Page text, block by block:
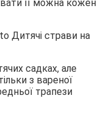
її можна кожен
садках, але
з вареної
трапези